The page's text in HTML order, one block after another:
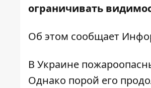
ограничивать
Об этом сообщает
В Украине
Однако порой его